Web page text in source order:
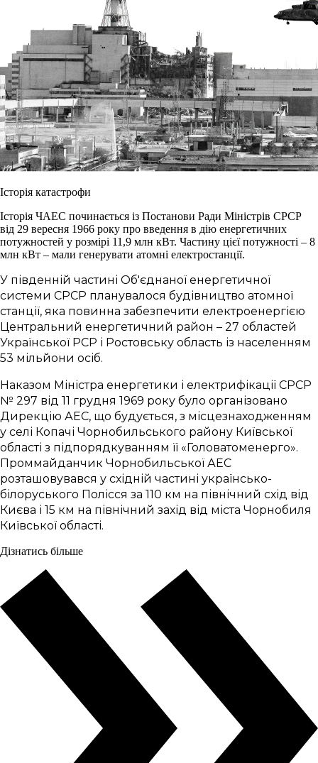
Історія катастрофи
Історія ЧАЕС починається із Постанови Ради Міністрів СРСР
від 29 вересня 1966 року про введення в дію енергетичних
потужностей у розмірі 11,9 млн кВт. Частину цієї потужності – 8
млн кВт – мали генерувати атомні електростанції.
У південній частині Об'єднаної енергетичної
системи СРСР планувалося будівництво атомної
станції, яка повинна забезпечити електроенергією
Центральний енергетичний район – 27 областей
Української РСР і Ростовську область із населенням
53 мільйони осіб.
Наказом Міністра енергетики і електрифікації СРСР
№ 297 від 11 грудня 1969 року було організовано
Дирекцію АЕС, що будується, з місцезнаходженням
у селі Копачі Чорнобильського району Київської
області з підпорядкуванням її «Головатоменерго».
Проммайданчик Чорнобильської АЕС
розташовувався у східній частині українсько-
білоруського Полісся за 110 км на північний схід від
Києва і 15 км на північний захід від міста Чорнобиля
Київської області.
Дізнатись більше